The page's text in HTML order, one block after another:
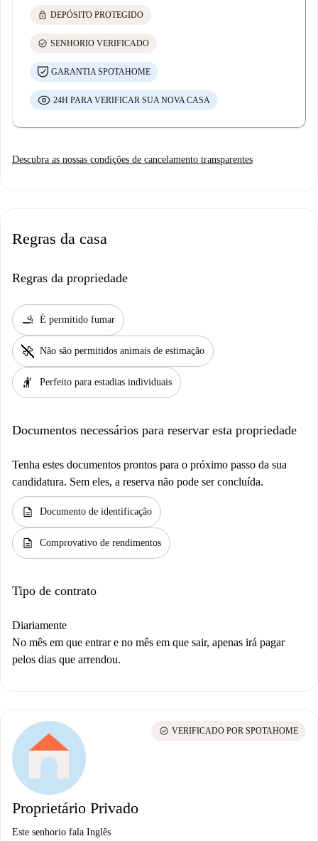
lock DEPÓSITO PROTEGIDO
check_circle SENHORIO VERIFICADO
GARANTIA SPOTAHOME
24H PARA VERIFICAR SUA NOVA CASA
Descubra as nossas condições de cancelamento transparentes
Regras da casa
Regras da propriedade
smoking_rooms É permitido fumar
pet_supplies Não são permitidos animais de estimação
hail Perfeito para estadias individuais
Documentos necessários para reservar esta propriedade
Tenha estes documentos prontos para o próximo passo da sua
candidatura. Sem eles, a reserva não pode ser concluída.
description Documento de identificação
description Comprovativo de rendimentos
Tipo de contrato
Diariamente
No mês em que entrar e no mês em que sair, apenas irá pagar
pelos dias que arrendou.
Proprietário Privado
Este senhorio fala Inglês
check_circle VERIFICADO POR SPOTAHOME